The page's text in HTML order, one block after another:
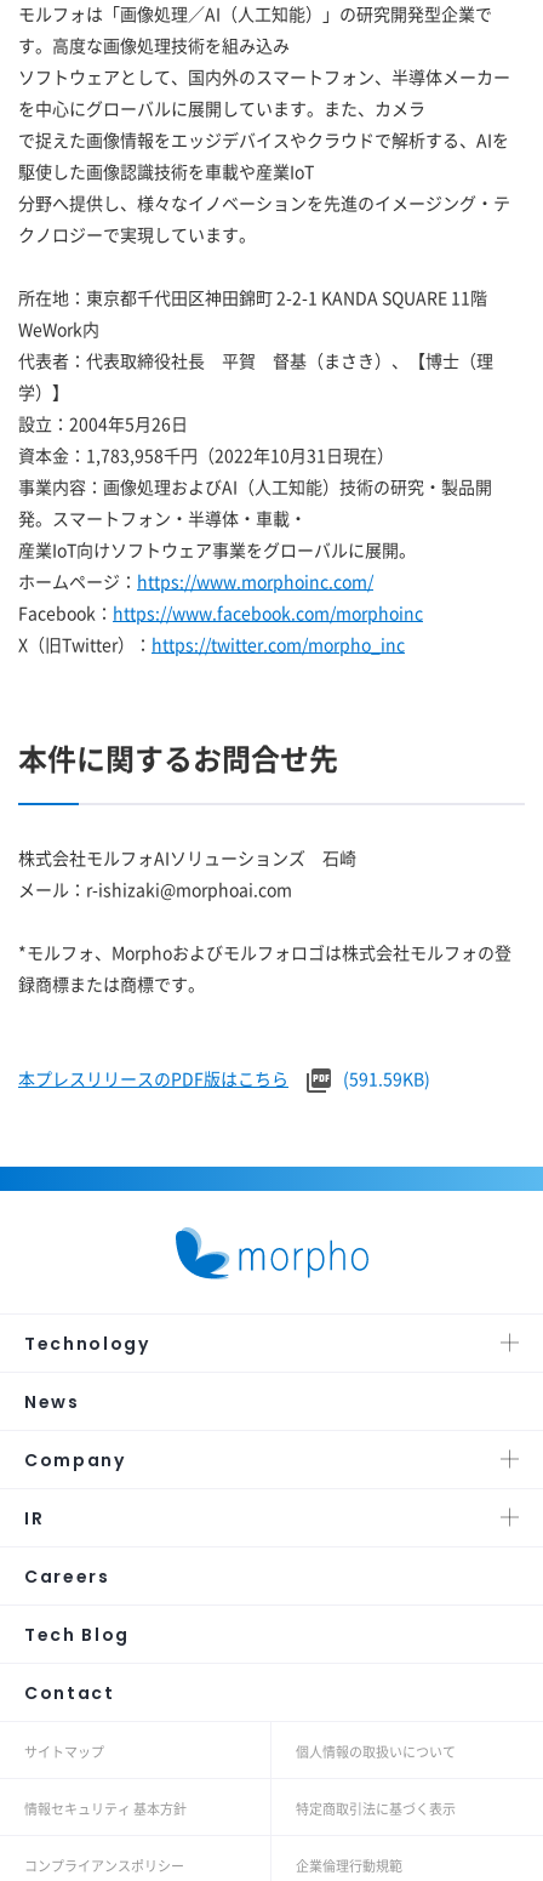
モルフォは「画像処理／AI（人工知能）」の研究開発型企業で
す。高度な画像処理技術を組み込み
ソフトウェアとして、国内外のスマートフォン、半導体メーカー
を中心にグローバルに展開しています。また、カメラ
で捉えた画像情報をエッジデバイスやクラウドで解析する、AIを
駆使した画像認識技術を車載や産業IoT
分野へ提供し、様々なイノベーションを先進のイメージング・テ
クノロジーで実現しています。
所在地：東京都千代田区神田錦町 2-2-1 KANDA SQUARE 11階
WeWork内
代表者：代表取締役社長 平賀 督基（まさき）、【博士（理
学）】
設立：2004年5月26日
資本金：1,783,958千円（2022年10月31日現在）
事業内容：画像処理およびAI（人工知能）技術の研究・製品開
発。スマートフォン・半導体・車載・
産業IoT向けソフトウェア事業をグローバルに展開。
ホームページ： https://www.morphoinc.com/
Facebook： https://www.facebook.com/morphoinc
X（旧Twitter）： https://twitter.com/morpho_inc
本件に関するお問合せ先
株式会社モルフォAIソリューションズ 石崎
メール：r-ishizaki@morphoai.com
*モルフォ、Morphoおよびモルフォロゴは株式会社モルフォの登
録商標または商標です。
本プレスリリースのPDF版はこちら (591.59KB)
Technology
News
Company
IR
Careers
Tech Blog
Contact
サイトマップ 個人情報の取扱いについて
情報セキュリティ 基本方針 特定商取引法に基づく表示
コンプライアンスポリシー 企業倫理行動規範